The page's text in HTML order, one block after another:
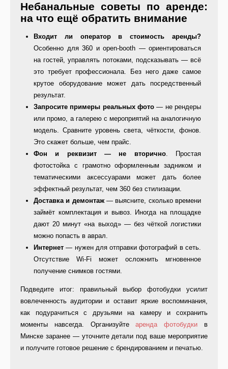
Небанальные советы по аренде:
на что ещё обратить внимание
Входит ли оператор в стоимость аренды?
Особенно для 360 и open-booth — ориентироваться
на гостей, управлять потоками, подсказывать — всё
это требует профессионала. Без него даже самое
крутое оборудование может дать посредственный
результат.
Запросите примеры реальных фото — не рендеры
или промо, а галерею с мероприятий на аналогичную
модель. Сравните уровень света, чёткости, фонов.
Это скажет больше, чем прайс.
Фон и реквизит — не вторично. Простая
фотостойка с грамотно оформленным задником и
тематическими аксессуарами может дать более
эффектный результат, чем 360 без стилизации.
Доставка и демонтаж— выясните, сколько времени
займёт комплектация и вывоз. Иногда на площадке
дают 20 минут «на выход» — без чёткой логистики
можно попасть в аврал.
Интернет — нужен для отправки фотографий в сеть.
Отсутствие Wi-Fi может осложнить мгновенное
получение снимков гостями.
Подведите итог: правильный выбор фотобудки усилит
вовлеченность аудитории и оставит яркие воспоминания,
как подурачиться с друзьями на камеру и сохранить
моменты навсегда. Организуйтеаренда фотобудки в
Минске заранее — уточните детали под ваше мероприятие
и получите готовое решение с брендированием и печатью.